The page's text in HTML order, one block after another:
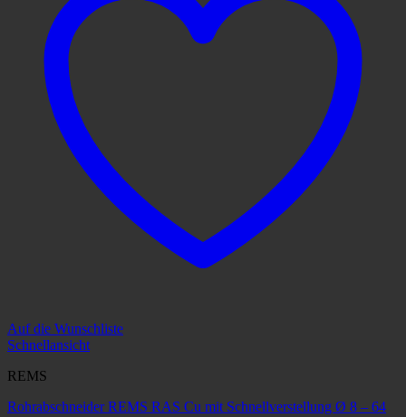
Auf die Wunschliste
Schnellansicht
REMS
Rohrabschneider REMS RAS Cu mit Schnellverstellung Ø 8 – 64